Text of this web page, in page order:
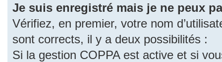
Je suis enregistré mais je ne peux
Vérifiez, en premier, votre nom
sont corrects, il y a deux possibilités :
Si la gestion COPPA est active et si